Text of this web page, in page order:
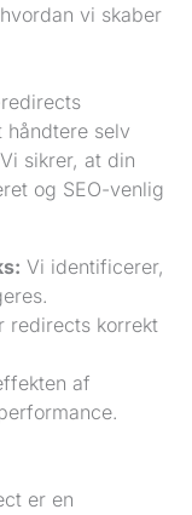
vi skaber
selv
sikrer, at din
og SEO-venlig
Vi identificerer,
redirects korrekt
af
er en